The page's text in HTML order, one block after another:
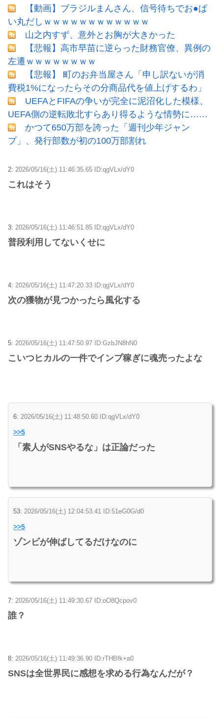
【動画】ブラジルまんさん、信号待ちでお●ぱ
い丸だしｗｗｗｗｗｗｗｗｗｗｗｗ
山之内すず、意外とお胸が大きかった
【悲報】高市早苗に逆らった財務官僚、異例の
左遷ｗｗｗｗｗｗｗｗ
【悲報】 町のお弁当屋さん「申し訳ないが消
費税1%になったらその分商品代を値上げするわ」
UEFAとFIFAの争いが完全に泥沼化した模様、
UEFA側の逆転敗北すらあり得るような情勢に……
かつて650万部を誇った「週刊少年ジャン
プ」、発行部数が初の100万部割れ
2: 2026/05/16(土) 11:46:35.65 ID:qgVLx/dY0
これはそう
3: 2026/05/16(土) 11:46:51.85 ID:qgVLx/dY0
普段利用してないくせに
4: 2026/05/16(土) 11:47:20.33 ID:qgVLx/dY0
次の獲物が見つかったら風化する
5: 2026/05/16(土) 11:47:50.97 ID:GzbJN8hN0
こいつヒカルの一件でインプ稼ぎに魂売ったよな
6: 2026/05/16(土) 11:48:50.60 ID:qgVLx/dY0
>>5
「素人がSNSやるな」は正論だった
53: 2026/05/16(土) 12:04:53.41 ID:51eG0G/d0
>>5
ゾンビが伸ばしてるだけなのに
7: 2026/05/16(土) 11:49:30.67 ID:oO8Qcpov0
誰？
8: 2026/05/16(土) 11:49:36.90 ID:rTHBfk+a0
SNSは全世界民に感想を求める行為なんだが？